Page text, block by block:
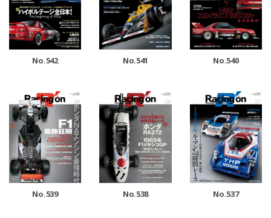
No.542 No.541 No.540
No.539 No.538 No.537